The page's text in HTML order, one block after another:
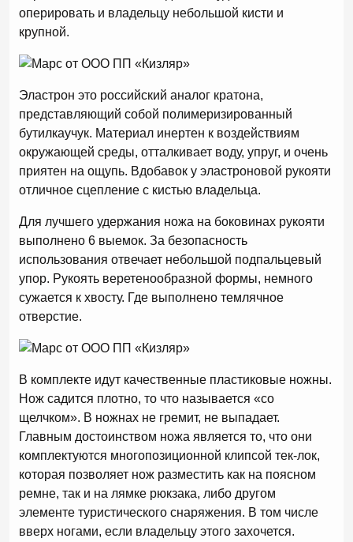
оперировать и владельцу небольшой кисти и
крупной.
Эластрон это российский аналог кратона,
представляющий собой полимеризированный
бутилкаучук. Материал инертен к воздействиям
окружающей среды, отталкивает воду, упруг, и очень
приятен на ощупь. Вдобавок у эластроновой рукояти
отличное сцепление с кистью владельца.
Для лучшего удержания ножа на боковинах рукояти
выполнено 6 выемок. За безопасность
использования отвечает небольшой подпальцевый
упор. Рукоять веретенообразной формы, немного
сужается к хвосту. Где выполнено темлячное
отверстие.
В комплекте идут качественные пластиковые ножны.
Нож садится плотно, то что называется «со
щелчком». В ножнах не гремит, не выпадает.
Главным достоинством ножа является то, что они
комплектуются многопозиционной клипсой тек-лок,
которая позволяет нож разместить как на поясном
ремне, так и на лямке рюкзака, либо другом
элементе туристического снаряжения. В том числе
вверх ногами, если владельцу этого захочется.